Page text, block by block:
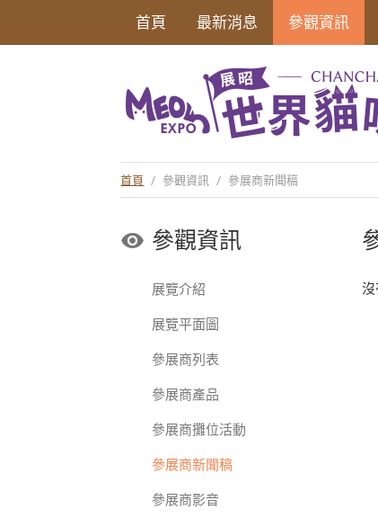
首頁 最新消息 參觀資訊
首頁 / 參觀資訊 / 參展商新聞稿
參觀資訊
展覽介紹
展覽平面圖
參展商列表
參展商產品
參展商攤位活動
參展商新聞稿
參展商影音